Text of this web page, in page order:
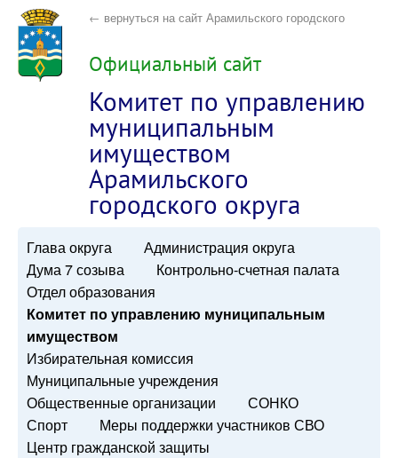
← вернуться на сайт Арамильского городского
округа
Официальный сайт
Комитет по управлению
муниципальным
имуществом
Арамильского
городского округа
Глава округа
Администрация округа
Дума 7 созыва
Контрольно-счетная палата
Отдел образования
Комитет по управлению муниципальным
имуществом
Избирательная комиссия
Муниципальные учреждения
Общественные организации
СОНКО
Спорт
Меры поддержки участников СВО
Центр гражданской защиты